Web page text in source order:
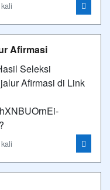
Afirmasi
Seleksi
Afirmasi di Link